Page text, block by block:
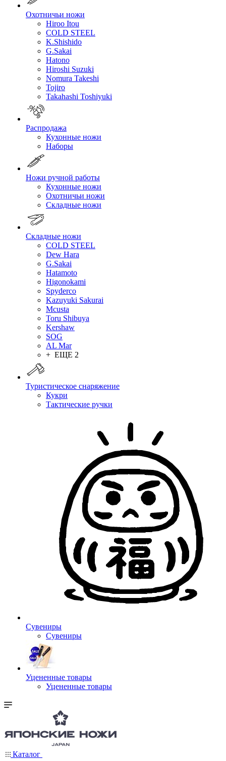
Охотничьи ножи
Hiroo Itou
COLD STEEL
K.Shishido
G.Sakai
Hatono
Hiroshi Suzuki
Nomura Takeshi
Tojiro
Takahashi Toshiyuki
Распродажа
Кухонные ножи
Наборы
Ножи ручной работы
Кухонные ножи
Охотничьи ножи
Складные ножи
Складные ножи
COLD STEEL
Dew Hara
G.Sakai
Hatamoto
Higonokami
Spyderco
Kazuyuki Sakurai
Mcusta
Toru Shibuya
Kershaw
SOG
AL Mar
+ ЕЩЕ 2
Туристическое снаряжение
Кукри
Тактические ручки
Сувениры
Сувениры
Уцененные товары
Уцененные товары
Каталог